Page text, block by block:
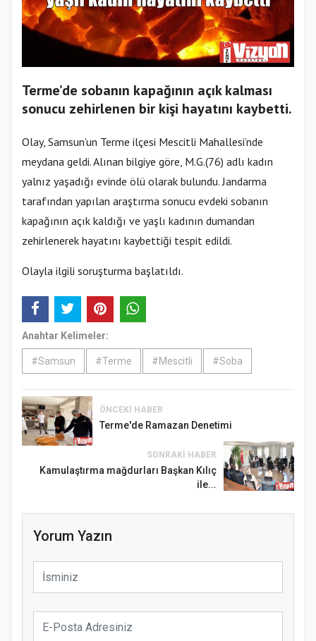
Terme’de sobanın kapağının açık kalması
sonucu zehirlenen bir kişi hayatını kaybetti.
Olay, Samsun’un Terme ilçesi Mescitli Mahallesi’nde
meydana geldi. Alınan bilgiye göre, M.G.(76) adlı kadın
yalnız yaşadığı evinde ölü olarak bulundu. Jandarma
tarafından yapılan araştırma sonucu evdeki sobanın
kapağının açık kaldığı ve yaşlı kadının dumandan
zehirlenerek hayatını kaybettiği tespit edildi.
Olayla ilgili soruşturma başlatıldı.
Anahtar Kelimeler:
#Samsun #Terme #Mescitli #Soba
ÖNCEKI HABER
Terme'de Ramazan Denetimi
SONRAKI HABER
Kamulaştırma mağdurları Başkan Kılıç
ile...
Yorum Yazın